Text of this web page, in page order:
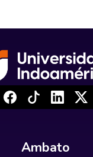
Ambato